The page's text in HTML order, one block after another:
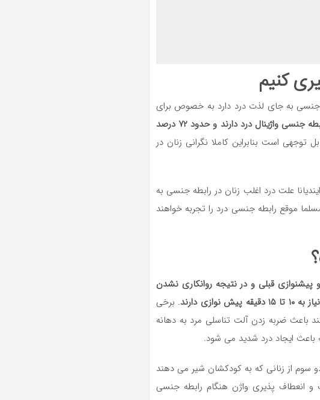
کنیم
به جای لذت درد دارد به خصوص برای
در واقع تحقیقات نشان داده است که حدود ۳۰ درصد از زنان در زمان رابطه جنسی واژینال درد دارند و حدود ۷۲ درصد
توجهی است بنابراین کاملا نگرانی زنان در
علت درد اغلب زنان در رابطه جنسی به
موقع رابطه جنسی درد را تجربه خواهند
قبلی و در نتیجه روانکاری نشدن
دارند
. برخی
باعث ضربه زدن آلت تناسلی مرد به دهانه
باعث ایجاد درد شدید می شود.
سوم از زنانی که به کودکشان شیر می دهند
انعطاف پذیری واژن هنگام رابطه جنسی